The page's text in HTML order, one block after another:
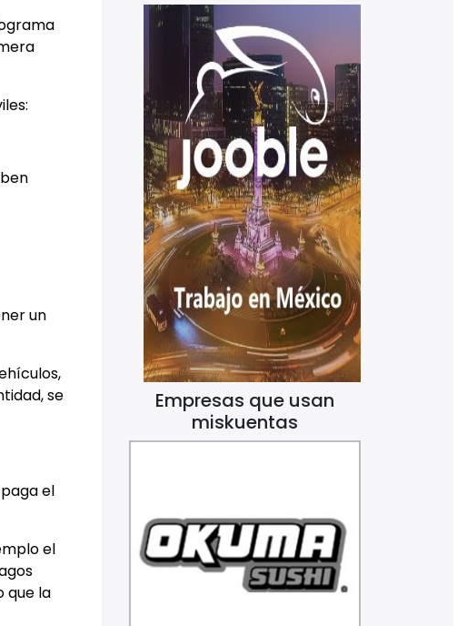
un
se
el
el
que la
Empresas que usan
miskuentas